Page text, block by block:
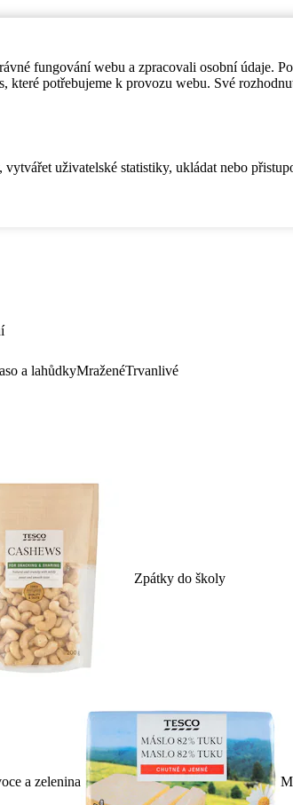
fungování webu a zpracovali osobní údaje.
které potřebujeme k provozu webu. Své
uživatelské statistiky, ukládat nebo
a lahůdkyMraženéTrvanlivé
Zpátky do školy
a zelenina